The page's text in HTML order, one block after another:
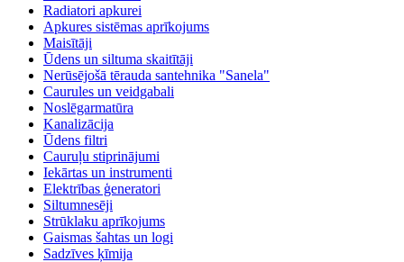
Radiatori apkurei
Apkures sistēmas aprīkojums
Maisītāji
Ūdens un siltuma skaitītāji
Nerūsējošā tērauda santehnika "Sanela"
Caurules un veidgabali
Noslēgarmatūra
Kanalizācija
Ūdens filtri
Cauruļu stiprinājumi
Iekārtas un instrumenti
Elektrības ģeneratori
Siltumnesēji
Strūklaku aprīkojums
Gaismas šahtas un logi
Sadzīves ķīmija